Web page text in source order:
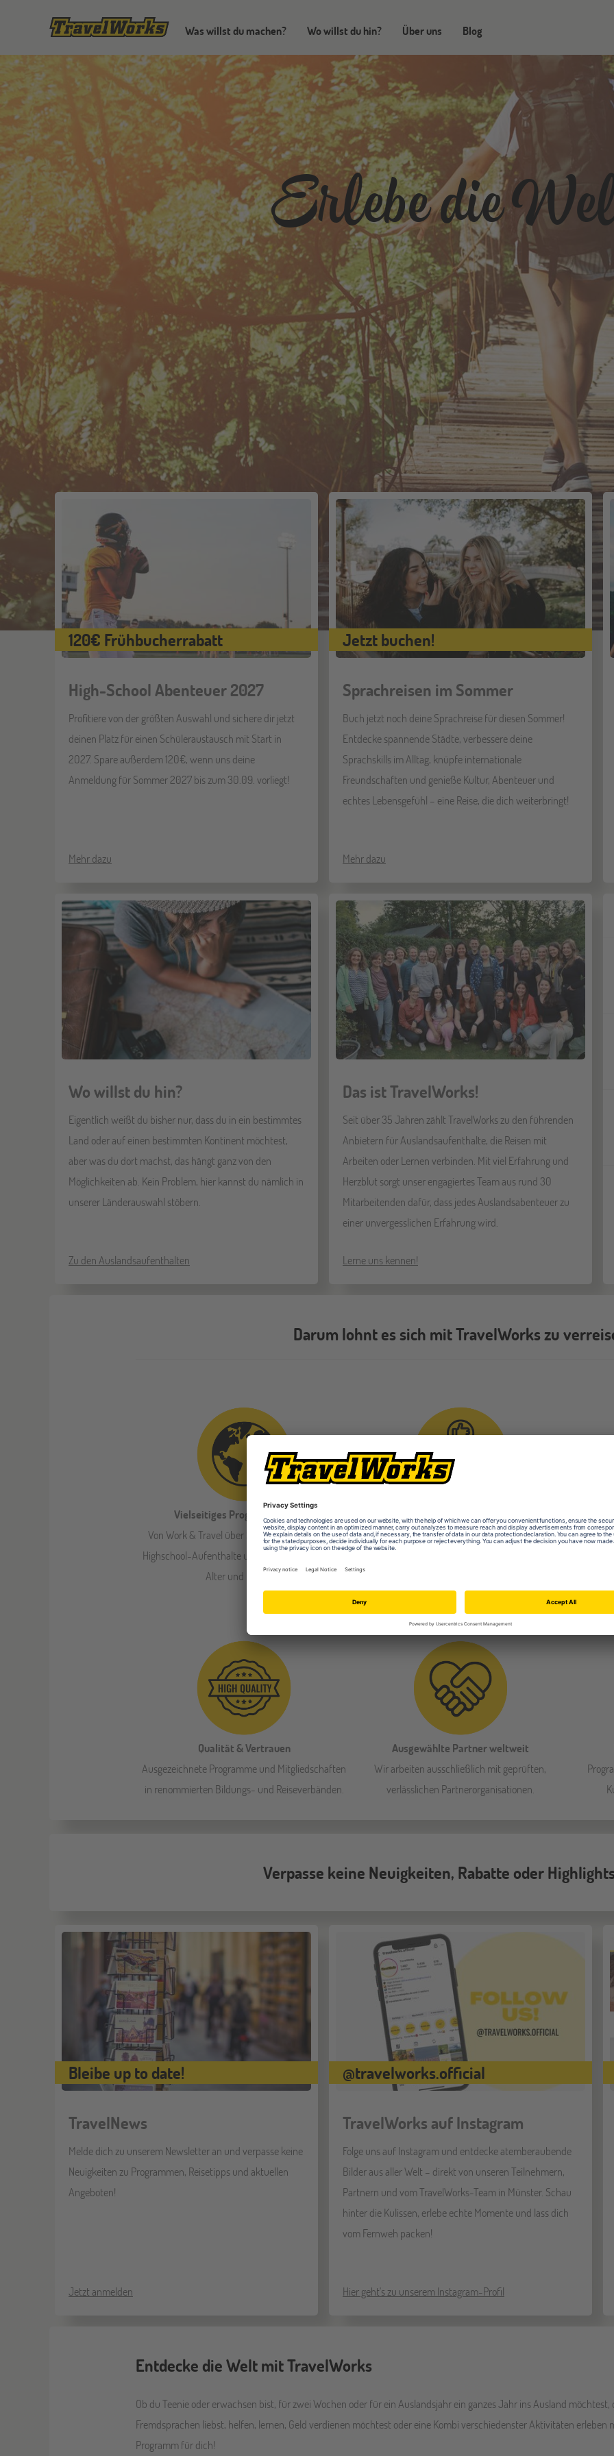
Was willst du machen? Wo willst du hin? Über uns Blog
Erlebe die
120€ Frühbucherrabatt
High-School Abenteuer 2027
Profitiere von der größten Auswahl und sichere dir jetzt
deinen Platz für einen Schüleraustausch mit Start in
2027. Spare außerdem 120€, wenn uns deine
Anmeldung für Sommer 2027 bis zum 30.09. vorliegt!
Mehr dazu
Jetzt buchen!
Sprachreisen im Sommer
Buch jetzt noch deine Sprachreise für diesen Sommer!
Entdecke spannende Städte, verbessere deine
Sprachskills im Alltag, knüpfe internationale
Freundschaften und genieße Kultur, Abenteuer und
echtes Lebensgefühl – eine Reise, die dich weiterbringt!
Mehr dazu
Wo willst du hin?
Eigentlich weißt du bisher nur, dass du in ein bestimmtes
Land oder auf einen bestimmten Kontinent möchtest,
aber was du dort machst, das hängt ganz von den
Möglichkeiten ab. Kein Problem, hier kannst du nämlich in
unserer Länderauswahl stöbern.
Zu den Auslandsaufenthalten
Das ist TravelWorks!
Seit über 35 Jahren zählt TravelWorks zu den führenden
Anbietern für Auslandsaufenthalte, die Reisen mit
Arbeiten oder Lernen verbinden. Mit viel Erfahrung und
Herzblut sorgt unser engagiertes Team aus rund 30
Mitarbeitenden dafür, dass jedes Auslandsabenteuer zu
einer unvergesslichen Erfahrung wird.
Lerne uns kennen!
Darum lohnt es sich mit TravelWorks zu
Vielseitiges Programmangebot
Von Work & Travel über Sprachreisen bis hin zu
Highschool-Aufenthalte und vieles mehr für jedes
Alter und Reiseziel.
TravelWorks gibt es schon seit über 30 Jahre! Alle
Auslandserfahrung und beraten dich mit Know-
How und Herzblut!
Wir
Qualität & Vertrauen
Ausgezeichnete Programme und Mitgliedschaften
in renommierten Bildungs- und Reiseverbänden.
Ausgewählte Partner weltweit
Wir arbeiten ausschließlich mit geprüften,
verlässlichen Partnerorganisationen.
Verpasse keine Neuigkeiten, Rabatte oder
Bleibe up to date!
TravelNews
Melde dich zu unserem Newsletter an und verpasse keine
Neuigkeiten zu Programmen, Reisetipps und aktuellen
Angeboten!
Jetzt anmelden
@travelworks.official
TravelWorks auf Instagram
Folge uns auf Instagram und entdecke atemberaubende
Bilder aus aller Welt – direkt von unseren Teilnehmern,
Partnern und vom TravelWorks-Team in Münster. Schau
hinter die Kulissen, erlebe echte Momente und lass dich
vom Fernweh packen!
Hier geht's zu unserem Instagram-Profil
Entdecke die Welt mit TravelWorks
Ob du Teenie oder erwachsen bist, für zwei Wochen oder für ein Auslandsjahr ein ganzes Jahr ins Ausland
Fremdsprachen liebst, helfen, lernen, Geld verdienen möchtest oder eine Kombi verschiedenster Aktivitäten
Programm für dich!